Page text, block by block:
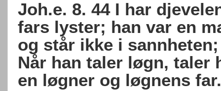
Joh.e. 8. 44 I har
fars lyster; han var en
og står ikke i
Når han taler løgn, taler
en løgner og løgnens far.